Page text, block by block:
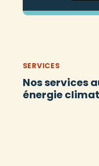
SERVICES
Nos services
énergie climat